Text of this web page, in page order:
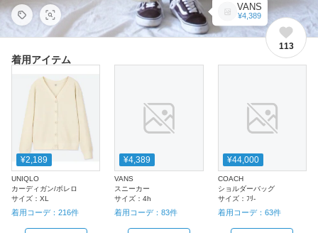
VANS
¥4,389
113
着用アイテム
¥2,189
UNIQLO
カーディガン/ボレロ
サイズ： XL
着用コーデ： 216件
¥4,389
VANS
スニーカー
サイズ：4h
着用コーデ：83件
¥44,000
COACH
ショルダーバッグ
サイズ： ﾌﾘ-
着用コーデ： 63件